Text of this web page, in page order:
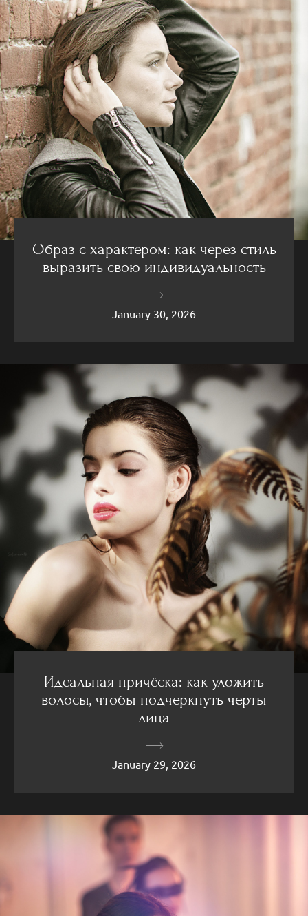
Образ с характером: как через стиль
выразить свою индивидуальность
January 30, 2026
Идеальная причёска: как уложить
волосы, чтобы подчеркнуть черты
лица
January 29, 2026